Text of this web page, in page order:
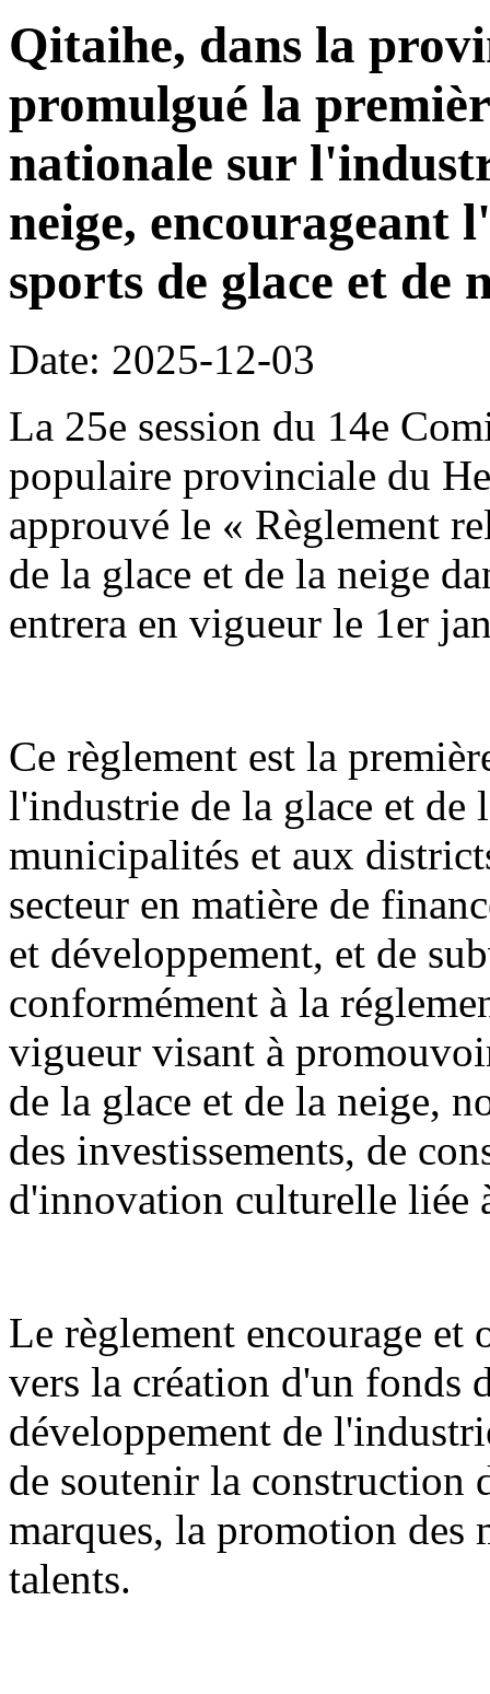
Qitaihe, dans la
promulgué la
nationale sur
neige, encourageant
sports de glace et de
Date: 2025-12-03
La 25e session du 14e
populaire provinciale du
approuvé le « Règlement
de la glace et de la neige
entrera en vigueur le 1er
Ce règlement est la
l'industrie de la glace et de
municipalités et aux
secteur en matière de
et développement, et de
conformément à la
vigueur visant à
de la glace et de la neige,
des investissements, de
d'innovation culturelle liée
Le règlement encourage et
vers la création d'un fonds
développement de
de soutenir la construction
marques, la promotion des
talents.